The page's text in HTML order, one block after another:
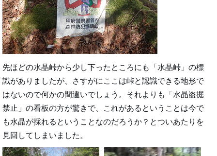
先ほどの水晶峠から少し下ったところにも「水晶峠」の標
識がありましたが、さすがにここは峠と認識できる地形で
はないので何かの間違いでしょう。それよりも「水晶盗掘
禁止」の看板の方が驚きで、これがあるということは今で
も水晶が採れるということなのだろうか？とついあたりを
見回してしまいました。